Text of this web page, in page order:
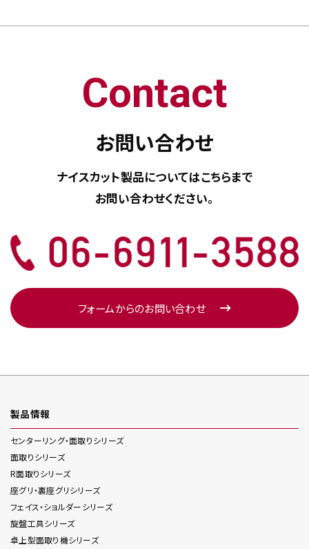
Contact
お問い合わせ
ナイスカット製品についてはこちらまで
お問い合わせください。
フォームからのお問い合わせ
製品情報
センターリング・面取りシリーズ
面取りシリーズ
R面取りシリーズ
座グリ・裏座グリシリーズ
フェイス・ショルダーシリーズ
旋盤工具シリーズ
卓上型面取り機シリーズ